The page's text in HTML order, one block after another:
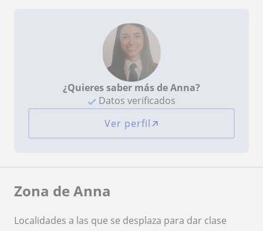
¿Quieres saber más de Anna?
Datos verificados
Ver perfil
Zona de Anna
Localidades a las que se desplaza para dar clase